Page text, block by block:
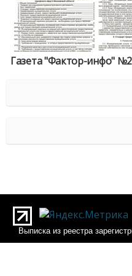
Газета "Фактор-инфо"
Выписка из реестра